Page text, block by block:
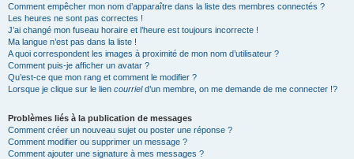
Comment empêcher mon nom d’apparaître dans la liste des membres connectés ?
Les heures ne sont pas correctes !
J’ai changé mon fuseau horaire et l’heure est toujours incorrecte !
Ma langue n’est pas dans la liste !
A quoi correspondent les images à proximité de mon nom d’utilisateur ?
Comment puis-je afficher un avatar ?
Qu’est-ce que mon rang et comment le modifier ?
Lorsque je clique sur le lien courrield’un membre, on me demande de me connecter !?
Problèmes liés à la publication de messages
Comment créer un nouveau sujet ou poster une réponse ?
Comment modifier ou supprimer un message ?
Comment ajouter une signature à mes messages ?